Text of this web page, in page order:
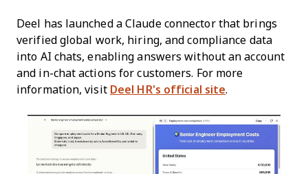
Deel has launched a Claude connector that brings
verified global work, hiring, and compliance data
into AI chats, enabling answers without an account
and in-chat actions for customers. For more
information, visit Deel HR's official site.